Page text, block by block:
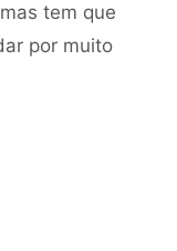
tem que
por muito